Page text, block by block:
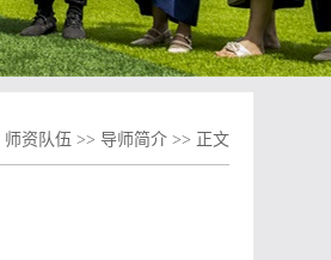
师资队伍 >> 导师简介 >> 正文